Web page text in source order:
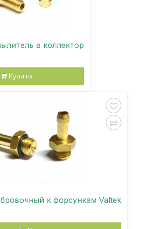
в коллектор
Купити
к форсункам Valtek